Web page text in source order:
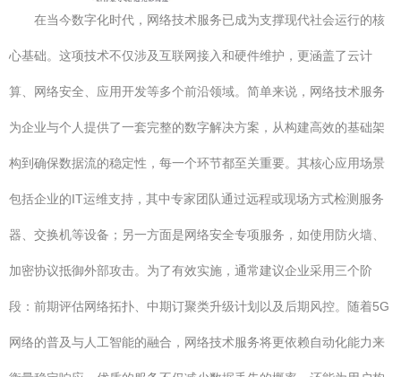
在当今数字化时代，网络技术服务已成为支撑现代社会运行的核
心基础。这项技术不仅涉及互联网接入和硬件维护，更涵盖了云计
算、网络安全、应用开发等多个前沿领域。简单来说，网络技术服务
为企业与个人提供了一套完整的数字解决方案，从构建高效的基础架
构到确保数据流的稳定性，每一个环节都至关重要。其核心应用场景
包括企业的IT运维支持，其中专家团队通过远程或现场方式检测服务
器、交换机等设备；另一方面是网络安全专项服务，如使用防火墙、
加密协议抵御外部攻击。为了有效实施，通常建议企业采用三个阶
段：前期评估网络拓扑、中期订聚类升级计划以及后期风控。随着5G
网络的普及与人工智能的融合，网络技术服务将更依赖自动化能力来